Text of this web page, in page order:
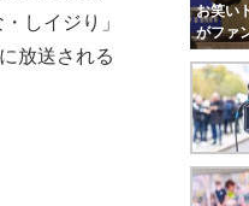
しイジり」
放送される
お笑い
がファ